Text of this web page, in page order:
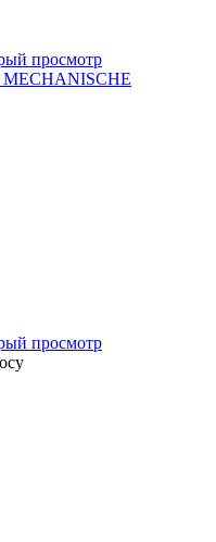
просмотр
MECHANISCHE
просмотр